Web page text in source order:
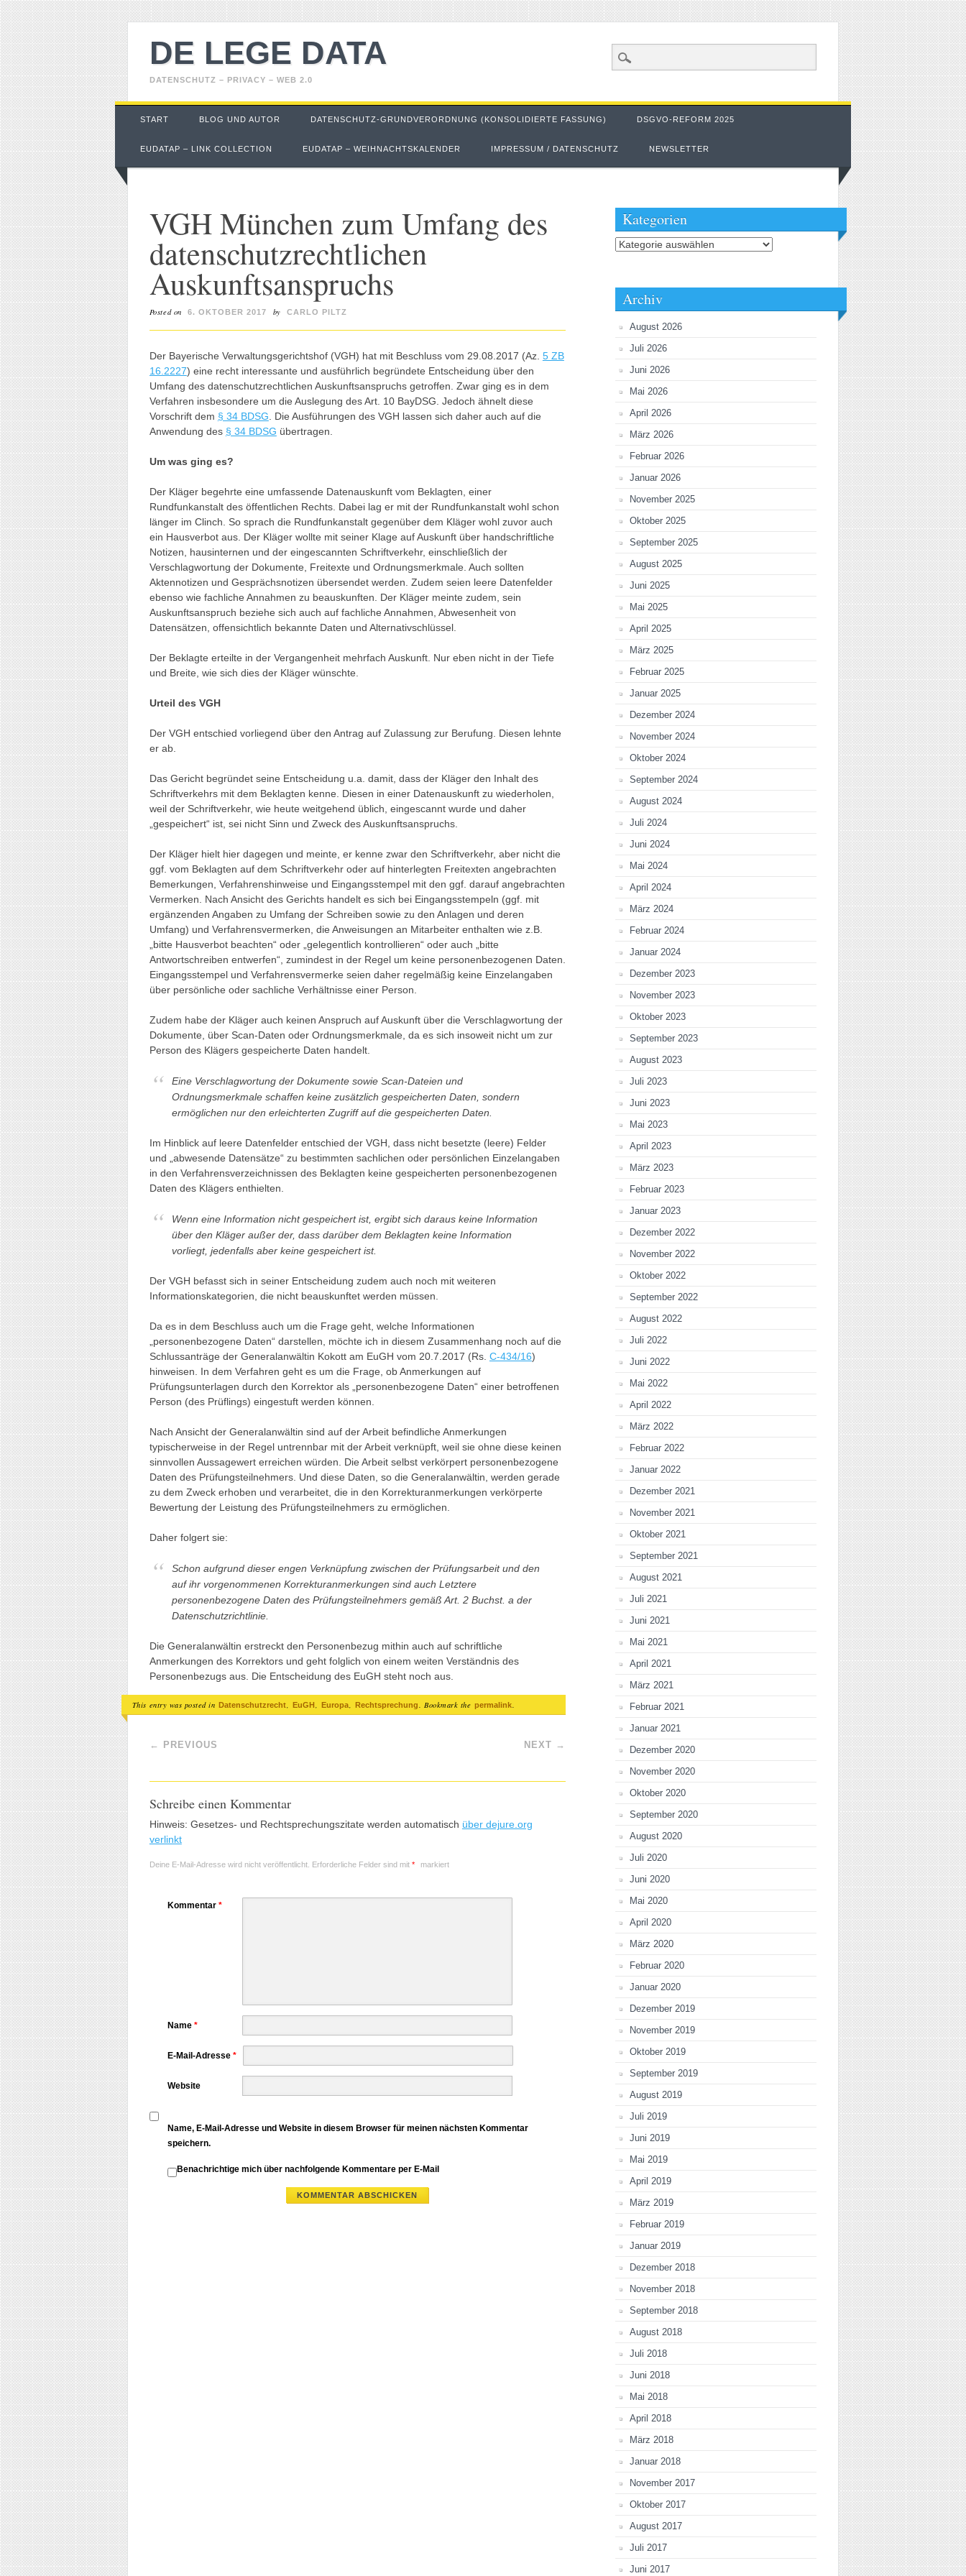
DE LEGE DATA
DATENSCHUTZ – PRIVACY – WEB 2.0
Main menu
Skip
START BLOG UND AUTOR DATENSCHUTZ-GRUNDVERORDNUNG (KONSOLIDIERTE FASSUNG) DSGVO-REFORM 2025
EUDATAP – LINK COLLECTION EUDATAP – WEIHNACHTSKALENDER IMPRESSUM / DATENSCHUTZ NEWSLETTER
VGH München zum Umfang des
datenschutzrechtlichen
Auskunftsanspruchs
Posted on 6. OKTOBER 2017 by CARLO PILTZ
Der Bayerische Verwaltungsgerichtshof (VGH) hat mit Beschluss vom 29.08.2017 (Az. 5 ZB
16.2227) eine recht interessante und ausführlich begründete Entscheidung über den
Umfang des datenschutzrechtlichen Auskunftsanspruchs getroffen. Zwar ging es in dem
Verfahren insbesondere um die Auslegung des Art. 10 BayDSG. Jedoch ähnelt diese
Vorschrift dem § 34 BDSG . Die Ausführungen des VGH lassen sich daher auch auf die
Anwendung des § 34 BDSG übertragen.
Um was ging es?
Der Kläger begehrte eine umfassende Datenauskunft vom Beklagten, einer
Rundfunkanstalt des öffentlichen Rechts. Dabei lag er mit der Rundfunkanstalt wohl schon
länger im Clinch. So sprach die Rundfunkanstalt gegenüber dem Kläger wohl zuvor auch
ein Hausverbot aus. Der Kläger wollte mit seiner Klage auf Auskunft über handschriftliche
Notizen, hausinternen und der eingescannten Schriftverkehr, einschließlich der
Verschlagwortung der Dokumente, Freitexte und Ordnungsmerkmale. Auch sollten
Aktennotizen und Gesprächsnotizen übersendet werden. Zudem seien leere Datenfelder
ebenso wie fachliche Annahmen zu beauskunften. Der Kläger meinte zudem, sein
Auskunftsanspruch beziehe sich auch auf fachliche Annahmen, Abwesenheit von
Datensätzen, offensichtlich bekannte Daten und Alternativschlüssel.
Der Beklagte erteilte in der Vergangenheit mehrfach Auskunft. Nur eben nicht in der Tiefe
und Breite, wie sich dies der Kläger wünschte.
Urteil des VGH
Der VGH entschied vorliegend über den Antrag auf Zulassung zur Berufung. Diesen lehnte
er ab.
Das Gericht begründet seine Entscheidung u.a. damit, dass der Kläger den Inhalt des
Schriftverkehrs mit dem Beklagten kenne. Diesen in einer Datenauskunft zu wiederholen,
weil der Schriftverkehr, wie heute weitgehend üblich, eingescannt wurde und daher
„gespeichert“ ist, sei nicht Sinn und Zweck des Auskunftsanspruchs.
Der Kläger hielt hier dagegen und meinte, er kenne zwar den Schriftverkehr, aber nicht die
ggf. vom Beklagten auf dem Schriftverkehr oder auf hinterlegten Freitexten angebrachten
Bemerkungen, Verfahrenshinweise und Eingangsstempel mit den ggf. darauf angebrachten
Vermerken. Nach Ansicht des Gerichts handelt es sich bei Eingangsstempeln (ggf. mit
ergänzenden Angaben zu Umfang der Schreiben sowie zu den Anlagen und deren
Umfang) und Verfahrensvermerken, die Anweisungen an Mitarbeiter enthalten wie z.B.
„bitte Hausverbot beachten“ oder „gelegentlich kontrollieren“ oder auch „bitte
Antwortschreiben entwerfen“, zumindest in der Regel um keine personenbezogenen Daten.
Eingangsstempel und Verfahrensvermerke seien daher regelmäßig keine Einzelangaben
über persönliche oder sachliche Verhältnisse einer Person.
Zudem habe der Kläger auch keinen Anspruch auf Auskunft über die Verschlagwortung der
Dokumente, über Scan-Daten oder Ordnungsmerkmale, da es sich insoweit nicht um zur
Person des Klägers gespeicherte Daten handelt.
Eine Verschlagwortung der Dokumente sowie Scan-Dateien und
Ordnungsmerkmale schaffen keine zusätzlich gespeicherten Daten, sondern
ermöglichen nur den erleichterten Zugriff auf die gespeicherten Daten.
Im Hinblick auf leere Datenfelder entschied der VGH, dass nicht besetzte (leere) Felder
und „abwesende Datensätze“ zu bestimmten sachlichen oder persönlichen Einzelangaben
in den Verfahrensverzeichnissen des Beklagten keine gespeicherten personenbezogenen
Daten des Klägers enthielten.
Wenn eine Information nicht gespeichert ist, ergibt sich daraus keine Information
über den Kläger außer der, dass darüber dem Beklagten keine Information
vorliegt, jedenfalls aber keine gespeichert ist.
Der VGH befasst sich in seiner Entscheidung zudem auch noch mit weiteren
Informationskategorien, die nicht beauskunftet werden müssen.
Da es in dem Beschluss auch um die Frage geht, welche Informationen
„personenbezogene Daten“ darstellen, möchte ich in diesem Zusammenhang noch auf die
Schlussanträge der Generalanwältin Kokott am EuGH vom 20.7.2017 (Rs. C-434/16)
hinweisen. In dem Verfahren geht es um die Frage, ob Anmerkungen auf
Prüfungsunterlagen durch den Korrektor als „personenbezogene Daten“ einer betroffenen
Person (des Prüflings) eingestuft werden können.
Nach Ansicht der Generalanwältin sind auf der Arbeit befindliche Anmerkungen
typischerweise in der Regel untrennbar mit der Arbeit verknüpft, weil sie ohne diese keinen
sinnvollen Aussagewert erreichen würden. Die Arbeit selbst verkörpert personenbezogene
Daten des Prüfungsteilnehmers. Und diese Daten, so die Generalanwältin, werden gerade
zu dem Zweck erhoben und verarbeitet, die in den Korrekturanmerkungen verkörperte
Bewertung der Leistung des Prüfungsteilnehmers zu ermöglichen.
Daher folgert sie:
Schon aufgrund dieser engen Verknüpfung zwischen der Prüfungsarbeit und den
auf ihr vorgenommenen Korrekturanmerkungen sind auch Letztere
personenbezogene Daten des Prüfungsteilnehmers gemäß Art. 2 Buchst. a der
Datenschutzrichtlinie.
Die Generalanwältin erstreckt den Personenbezug mithin auch auf schriftliche
Anmerkungen des Korrektors und geht folglich von einem weiten Verständnis des
Personenbezugs aus. Die Entscheidung des EuGH steht noch aus.
This entry was posted in Datenschutzrecht, EuGH , Europa, Rechtsprechung. Bookmark the permalink.
Post navigation
← PREVIOUS NEXT →
Schreibe einen Kommentar
Hinweis: Gesetzes- und Rechtsprechungszitate werden automatisch über dejure.org
verlinkt
Deine E-Mail-Adresse wird nicht veröffentlicht. Erforderliche Felder sind mit * markiert
Kommentar *
Name *
E-Mail-Adresse *
Website
Name, E-Mail-Adresse und Website in diesem Browser für meinen nächsten Kommentar
speichern.
Benachrichtige mich über nachfolgende Kommentare per E-Mail
Kategorien
Kategorien
Archiv
August 2026
Juli 2026
Juni 2026
Mai 2026
April 2026
März 2026
Februar 2026
Januar 2026
November 2025
Oktober 2025
September 2025
August 2025
Juni 2025
Mai 2025
April 2025
März 2025
Februar 2025
Januar 2025
Dezember 2024
November 2024
Oktober 2024
September 2024
August 2024
Juli 2024
Juni 2024
Mai 2024
April 2024
März 2024
Februar 2024
Januar 2024
Dezember 2023
November 2023
Oktober 2023
September 2023
August 2023
Juli 2023
Juni 2023
Mai 2023
April 2023
März 2023
Februar 2023
Januar 2023
Dezember 2022
November 2022
Oktober 2022
September 2022
August 2022
Juli 2022
Juni 2022
Mai 2022
April 2022
März 2022
Februar 2022
Januar 2022
Dezember 2021
November 2021
Oktober 2021
September 2021
August 2021
Juli 2021
Juni 2021
Mai 2021
April 2021
März 2021
Februar 2021
Januar 2021
Dezember 2020
November 2020
Oktober 2020
September 2020
August 2020
Juli 2020
Juni 2020
Mai 2020
April 2020
März 2020
Februar 2020
Januar 2020
Dezember 2019
November 2019
Oktober 2019
September 2019
August 2019
Juli 2019
Juni 2019
Mai 2019
April 2019
März 2019
Februar 2019
Januar 2019
Dezember 2018
November 2018
September 2018
August 2018
Juli 2018
Juni 2018
Mai 2018
April 2018
März 2018
Januar 2018
November 2017
Oktober 2017
August 2017
Juli 2017
Juni 2017